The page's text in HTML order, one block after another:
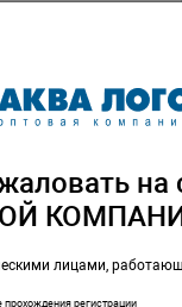
на
лицами,
прохождения регистрации